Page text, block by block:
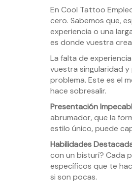
En Cool Tattoo
cero. Sabemos que,
experiencia o una
es donde vuestra
La falta de
vuestra singularidad
problema. Este es el
hace sobresalir.
Presentación
abrumador, que la
estilo único, puede
Habilidades
con un bisturí? Cada
específicos que te
si son pocas.